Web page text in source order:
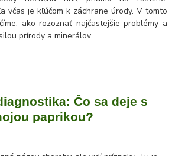
včas je kľúčom k záchrane úrody. V tomto
ako rozoznať najčastejšie problémy a
prírody a minerálov.
Čo sa deje s
paprikou?